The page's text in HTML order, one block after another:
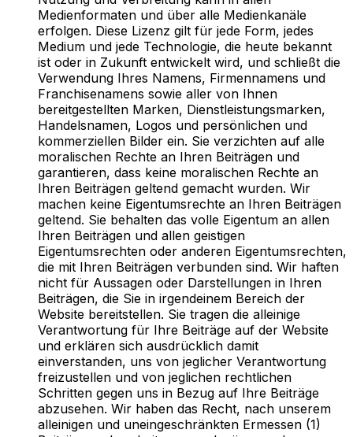
Medienformaten und über alle Medienkanäle
erfolgen. Diese Lizenz gilt für jede Form, jedes
Medium und jede Technologie, die heute bekannt
ist oder in Zukunft entwickelt wird, und schließt die
Verwendung Ihres Namens, Firmennamens und
Franchisenamens sowie aller von Ihnen
bereitgestellten Marken, Dienstleistungsmarken,
Handelsnamen, Logos und persönlichen und
kommerziellen Bilder ein. Sie verzichten auf alle
moralischen Rechte an Ihren Beiträgen und
garantieren, dass keine moralischen Rechte an
Ihren Beiträgen geltend gemacht wurden. Wir
machen keine Eigentumsrechte an Ihren Beiträgen
geltend. Sie behalten das volle Eigentum an allen
Ihren Beiträgen und allen geistigen
Eigentumsrechten oder anderen Eigentumsrechten,
die mit Ihren Beiträgen verbunden sind. Wir haften
nicht für Aussagen oder Darstellungen in Ihren
Beiträgen, die Sie in irgendeinem Bereich der
Website bereitstellen. Sie tragen die alleinige
Verantwortung für Ihre Beiträge auf der Website
und erklären sich ausdrücklich damit
einverstanden, uns von jeglicher Verantwortung
freizustellen und von jeglichen rechtlichen
Schritten gegen uns in Bezug auf Ihre Beiträge
abzusehen. Wir haben das Recht, nach unserem
alleinigen und uneingeschränkten Ermessen (1)